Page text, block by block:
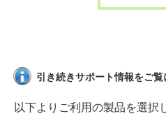
引き続きサポート情報をご覧
以下よりご利用の製品を選択